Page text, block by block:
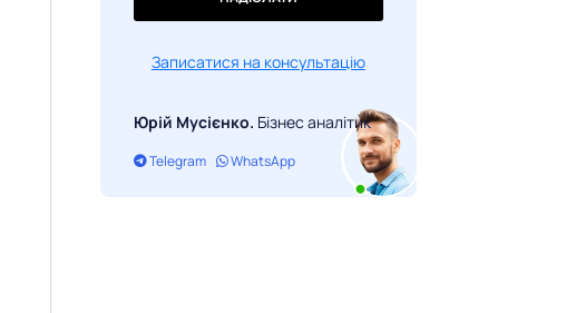
Записатися на консультацію
Юрій Мусієнко. Бізнес аналітик
Telegram WhatsApp